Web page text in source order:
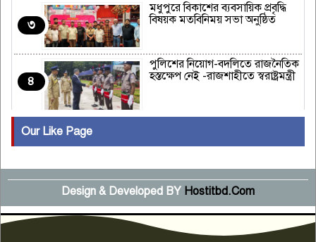
৩
মধুপুরে বিকাশের ব্যবসায়িক প্রবৃদ্ধি
বিষয়ক মতবিনিময় সভা অনুষ্ঠিত
৪
পুলিশের নিয়োগ-বদলিতে রাজনৈতিক
হস্তক্ষেপ নেই -রাজশাহীতে স্বরাষ্ট্রমন্ত্রী
৫
বছর পূর্তি উদযাপন
৬
সংবাদ সম্মেলনে অভিযোগ অস্বীকার
উদ্দেশ্য প্রণোদিত সংবাদ প্রকাশের
প্রতিবাদ নাজির হাসানের
Our Like Page
Design & Developed BY Hostitbd.Com